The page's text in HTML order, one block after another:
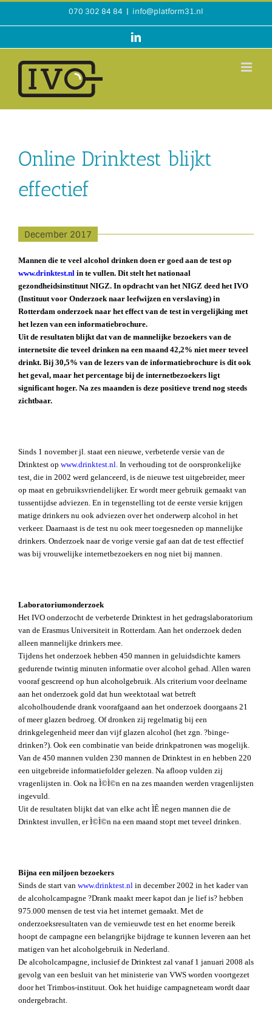
Ga
070 302 84 84 | info@platform31.nl
LinkedIn
Online Drinktest blijkt
effectief
December 2017
Mannen die te veel alcohol drinken doen er goed aan de test op
www.drinktest.nl in te vullen. Dit stelt het nationaal
gezondheidsinstituut NIGZ. In opdracht van het NIGZ deed het IVO
(Instituut voor Onderzoek naar leefwijzen en verslaving) in
Rotterdam onderzoek naar het effect van de test in vergelijking met
het lezen van een informatiebrochure.
Uit de resultaten blijkt dat van de mannelijke bezoekers van de
internetsite die teveel drinken na een maand 42,2% niet meer teveel
drinkt. Bij 30,5% van de lezers van de informatiebrochure is dit ook
het geval, maar het percentage bij de internetbezoekers ligt
significant hoger. Na zes maanden is deze positieve trend nog steeds
zichtbaar.
Sinds 1 november jl. staat een nieuwe, verbeterde versie van de
Drinktest op www.drinktest.nl . In verhouding tot de oorspronkelijke
test, die in 2002 werd gelanceerd, is de nieuwe test uitgebreider, meer
op maat en gebruiksvriendelijker. Er wordt meer gebruik gemaakt van
tussentijdse adviezen. En in tegenstelling tot de eerste versie krijgen
matige drinkers nu ook adviezen over het onderwerp alcohol in het
verkeer. Daarnaast is de test nu ook meer toegesneden op mannelijke
drinkers. Onderzoek naar de vorige versie gaf aan dat de test effectief
was bij vrouwelijke internetbezoekers en nog niet bij mannen.
Laboratoriumonderzoek
Het IVO onderzocht de verbeterde Drinktest in het gedragslaboratorium
van de Erasmus Universiteit in Rotterdam. Aan het onderzoek deden
alleen mannelijke drinkers mee.
Tijdens het onderzoek hebben 450 mannen in geluidsdichte kamers
gedurende twintig minuten informatie over alcohol gehad. Allen waren
vooraf gescreend op hun alcoholgebruik. Als criterium voor deelname
aan het onderzoek gold dat hun weektotaal wat betreft
alcoholhoudende drank voorafgaand aan het onderzoek doorgaans 21
of meer glazen bedroeg. Of dronken zij regelmatig bij een
drinkgelegenheid meer dan vijf glazen alcohol (het zgn. ?binge-
drinken?). Ook een combinatie van beide drinkpatronen was mogelijk.
Van de 450 mannen vulden 230 mannen de Drinktest in en hebben 220
een uitgebreide informatiefolder gelezen. Na afloop vulden zij
vragenlijsten in. Ook na Ì©Ì©n en na zes maanden werden vragenlijsten
ingevuld.
Uit de resultaten blijkt dat van elke acht ÌÊ negen mannen die de
Drinktest invullen, er Ì©Ì©n na een maand stopt met teveel drinken.
Bijna een miljoen bezoekers
Sinds de start van www.drinktest.nl in december 2002 in het kader van
de alcoholcampagne ?Drank maakt meer kapot dan je lief is? hebben
975.000 mensen de test via het internet gemaakt. Met de
onderzoeksresultaten van de vernieuwde test en het enorme bereik
hoopt de campagne een belangrijke bijdrage te kunnen leveren aan het
matigen van het alcoholgebruik in Nederland.
De alcoholcampagne, inclusief de Drinktest zal vanaf 1 januari 2008 als
gevolg van een besluit van het ministerie van VWS worden voortgezet
door het Trimbos-instituut. Ook het huidige campagneteam wordt daar
ondergebracht.